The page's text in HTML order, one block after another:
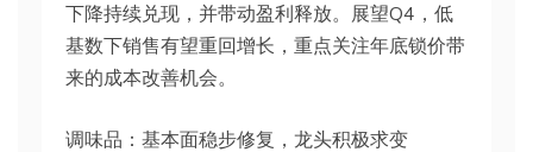
下降持续兑现，并带动盈利释放。展望Q4，低
基数下销售有望重回增长，重点关注年底锁价带
来的成本改善机会。
调味品：基本面稳步修复，龙头积极求变